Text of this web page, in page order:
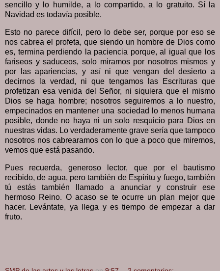
sencillo y lo humilde, a lo compartido, a lo gratuito. Sí la
Navidad es todavía posible.
Esto no parece difícil, pero lo debe ser, porque por eso se
nos cabrea el profeta, que siendo un hombre de Dios como
es, termina perdiendo la paciencia porque, al igual que los
fariseos y saduceos, solo miramos por nosotros mismos y
por las apariencias, y así ni que vengan del desierto a
decirnos la verdad, ni que tengamos las Escrituras que
profetizan esa venida del Señor, ni siquiera que el mismo
Dios se haga hombre; nosotros seguiremos a lo nuestro,
empecinados en mantener una sociedad lo menos humana
posible, donde no haya ni un solo resquicio para Dios en
nuestras vidas. Lo verdaderamente grave sería que tampoco
nosotros nos cabrearamos con lo que a poco que miremos,
vemos que está pasando.
Pues recuerda, generoso lector, que por el bautismo
recibido, de agua, pero también de Espíritu y fuego, también
tú estás también llamado a anunciar y construir ese
hermoso Reino. O acaso se te ocurre un plan mejor que
hacer. Levántate, ya llega y es tiempo de empezar a dar
fruto.